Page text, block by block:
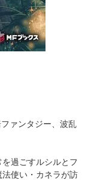
ァンタジー、波乱
過ごすルシルとフ
使い・カネラが訪